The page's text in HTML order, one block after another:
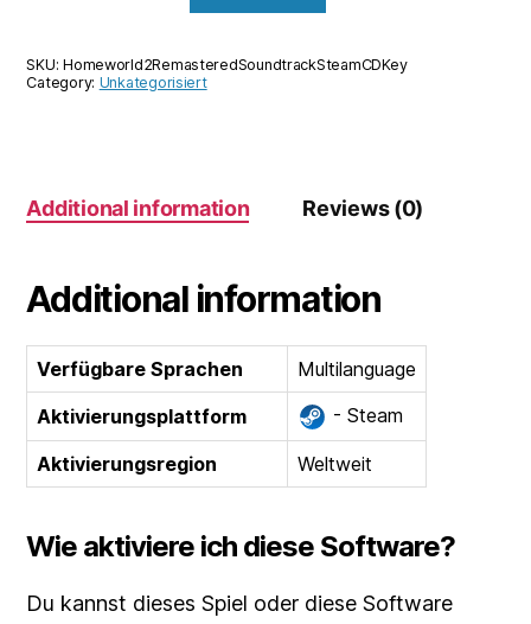
SKU:Homeworld2RemasteredSoundtrackSteamCDKey
Category: Unkategorisiert
Additional information Reviews (0)
Additional information
Verfügbare Sprachen
Multilanguage
Aktivierungsplattform
- Steam
Aktivierungsregion Weltweit
Wie aktiviere ich diese Software?
Du kannst dieses Spiel oder diese Software